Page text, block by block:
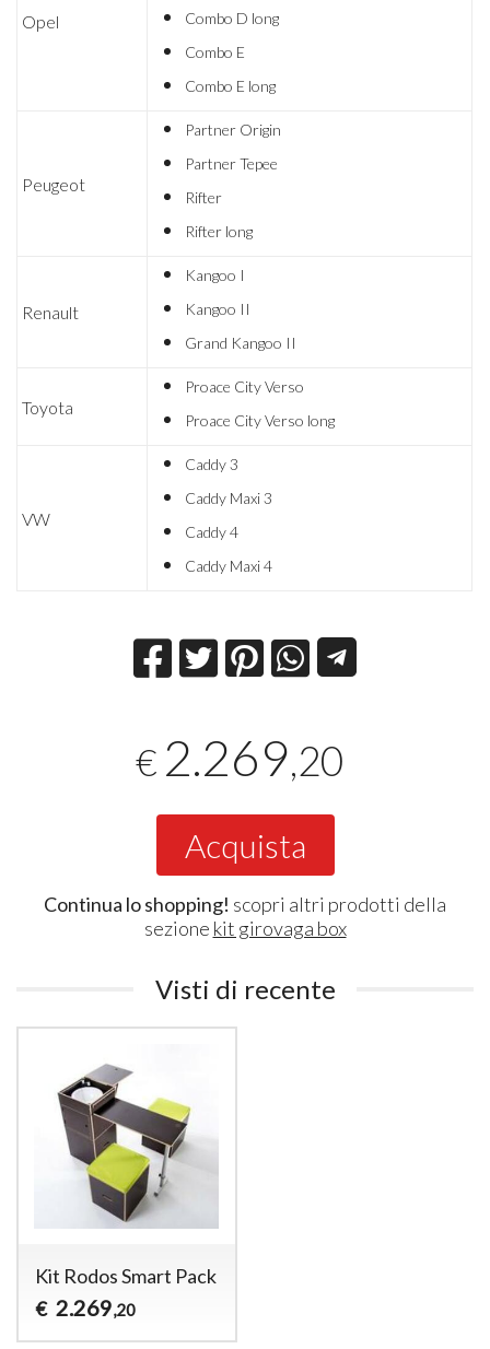
Opel
Combo D long
Combo E
Combo E long
Peugeot
Partner Origin
Partner Tepee
Rifter
Rifter long
Renault
Kangoo I
Kangoo II
Grand Kangoo II
Toyota
Proace City Verso
Proace City Verso long
VW
​Caddy 3
Caddy Maxi 3
Caddy 4
Caddy Maxi 4
€ 2.269,20
Acquista
Continua lo shopping! scopri altri prodotti della
sezione kit girovaga box
Visti di recente
Kit Rodos Smart Pack
€ 2.269,20